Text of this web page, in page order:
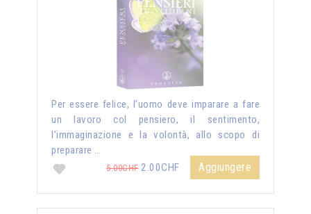
Per essere felice, l’uomo deve imparare a fare
un lavoro col pensiero, il sentimento,
l’immaginazione e la volontà, allo scopo di
preparare …
5.00CHF2.00CHF Aggiungere